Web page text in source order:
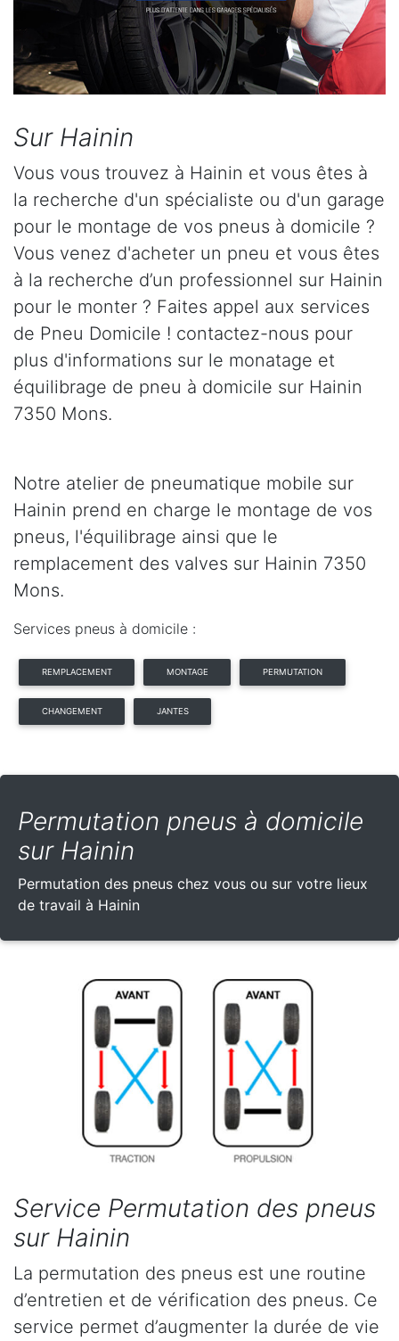
Sur Hainin
Vous vous trouvez à Hainin et vous êtes à
la recherche d'un spécialiste ou d'un garage
pour le montage de vos pneus à domicile ?
Vous venez d'acheter un pneu et vous êtes
à la recherche d’un professionnel sur Hainin
pour le monter ? Faites appel aux services
de Pneu Domicile ! contactez-nous pour
plus d'informations sur le monatage et
équilibrage de pneu à domicile sur Hainin
7350 Mons.
Notre atelier de pneumatique mobile sur
Hainin prend en charge le montage de vos
pneus, l'équilibrage ainsi que le
remplacement des valves sur Hainin 7350
Mons.
Services pneus à domicile :
REMPLACEMENT MONTAGE PERMUTATION
CHANGEMENT JANTES
Permutation pneus à domicile
sur Hainin
Permutation des pneus chez vous ou sur votre lieux
de travail à Hainin
Service Permutation des pneus
sur Hainin
La permutation des pneus est une routine
d’entretien et de vérification des pneus. Ce
service permet d’augmenter la durée de vie